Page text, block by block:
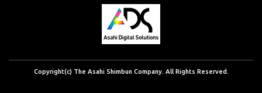
Copyright(c) The Asahi Shimbun Company. All Rights Reserved.